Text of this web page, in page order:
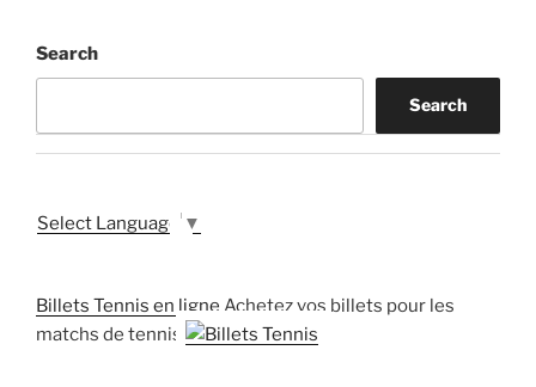
Search
Search
Select Language ▼
Billets Tennis en ligne Achetez vos billets pour les
matchs de tennis